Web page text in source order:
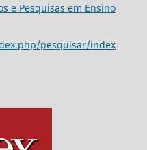
e Pesquisas em Ensino
pesquisar/index